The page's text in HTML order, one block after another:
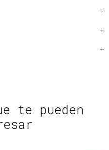
te pueden